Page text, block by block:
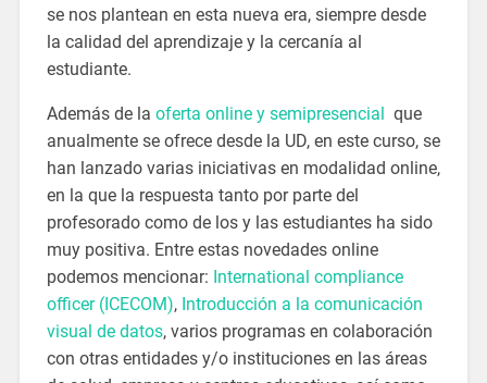
se nos plantean en esta nueva era, siempre desde
la calidad del aprendizaje y la cercanía al
estudiante.
Además de la oferta online y semipresencial que
anualmente se ofrece desde la UD, en este curso, se
han lanzado varias iniciativas en modalidad online,
en la que la respuesta tanto por parte del
profesorado como de los y las estudiantes ha sido
muy positiva. Entre estas novedades online
podemos mencionar: International compliance
officer (ICECOM), Introducción a la comunicación
visual de datos, varios programas en colaboración
con otras entidades y/o instituciones en las áreas